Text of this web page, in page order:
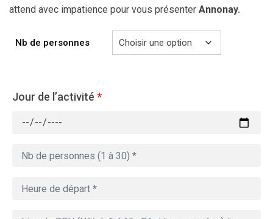
attend avec impatience pour vous présenter Annonay.
Nb de personnes
Jour de l’activité *